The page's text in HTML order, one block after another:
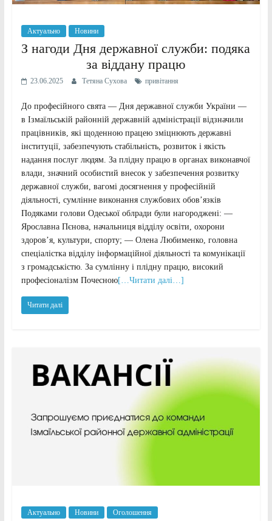
Актуально Новини
З нагоди Дня державної служби: подяка
за віддану працю
23.06.2025 Тетяна Сухова привітання
До професійного свята — Дня державної служби України —
в Ізмаїльській районній державній адміністрації відзначили
працівників, які щоденною працею зміцнюють державні
інституції, забезпечують стабільність, розвиток і якість
надання послуг людям. За плідну працю в органах виконавчої
влади, значний особистий внесок у забезпечення розвитку
державної служби, вагомі досягнення у професійній
діяльності, сумлінне виконання службових обов’язків
Подяками голови Одеської облради були нагороджені: —
Ярославна Пєнова, начальниця відділу освіти, охорони
здоров’я, культури, спорту; — Олена Любименко, головна
спеціалістка відділу інформаційної діяльності та комунікації
з громадськістю. За сумлінну і плідну працю, високий
професіоналізм Почесною[…Читати далі…]
Читати далі
Актуально Новини Оголошення